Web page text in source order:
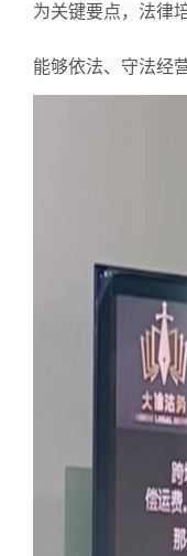
为关键要点，法律
能够依法、守法经